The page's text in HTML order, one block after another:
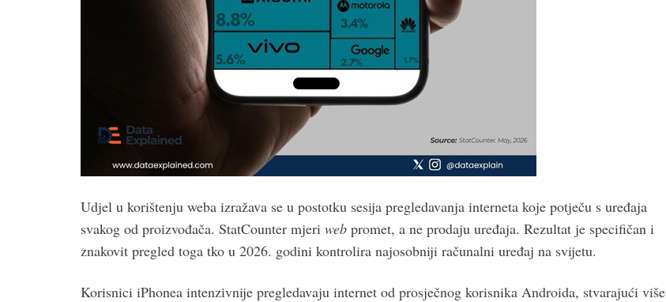
Udjel u korištenju weba izražava se u postotku sesija pregledavanja interneta koje potječu s uređaja
svakog od proizvođača. StatCounter mjeri web promet, a ne prodaju uređaja. Rezultat je specifičan i
znakovit pregled toga tko u 2026. godini kontrolira najosobniji računalni uređaj na svijetu.
Korisnici iPhonea intenzivnije pregledavaju internet od prosječnog korisnika Androida, stvarajući više